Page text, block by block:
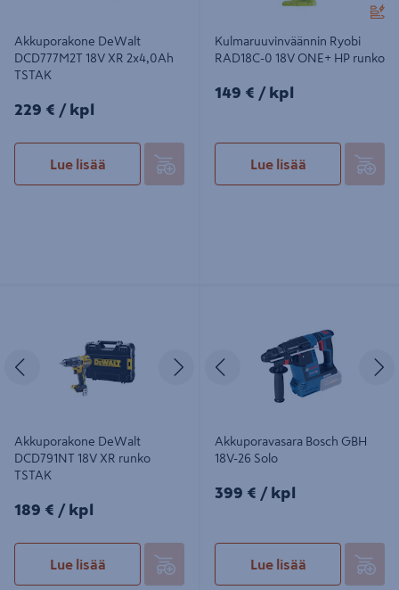
Akkuporakone DeWalt
DCD777M2T 18V XR 2x4,0Ah
TSTAK
229€/kpl
229 € / kpl
Lue lisää
Kulmaruuvinväännin Ryobi
RAD18C-0 18V ONE+ HP runko
149€/kpl
149 € / kpl
Lue lisää
Edellinen Seuraava
Akkuporakone DeWalt
DCD791NT 18V XR runko
TSTAK
189€/kpl
189 € / kpl
Lue lisää
Edellinen
Akkuporavasara Bosch GBH
18V-26 Solo
399€/kpl
399 € / kpl
Lue lisää